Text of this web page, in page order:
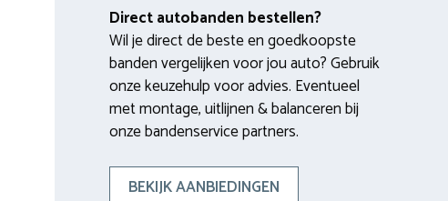
Direct autobanden bestellen?
Wil je direct de beste en goedkoopste
banden vergelijken voor jou auto? Gebruik
onze keuzehulp voor advies. Eventueel
met montage, uitlijnen & balanceren bij
onze bandenservice partners.
BEKIJK AANBIEDINGEN